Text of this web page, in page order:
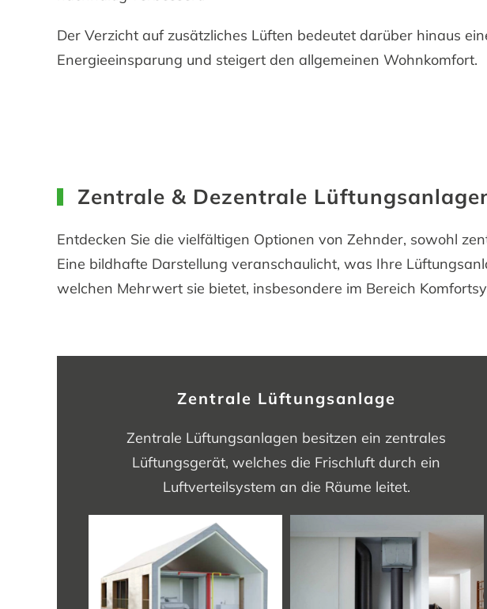
Der Verzicht auf zusätzliches Lüften bedeutet darüber hinaus
Energieeinsparung und steigert den allgemeinen Wohnkomfort.
Zentrale & Dezentrale
Entdecken Sie die vielfältigen Optionen von Zehnder, sowohl
Eine bildhafte Darstellung veranschaulicht, was Ihre
welchen Mehrwert sie bietet, insbesondere im Bereich
Zentrale Lüftungsanlage
Zentrale Lüftungsanlagen besitzen ein zentrales
Lüftungsgerät, welches die Frischluft durch ein
Luftverteilsystem an die Räume leitet.